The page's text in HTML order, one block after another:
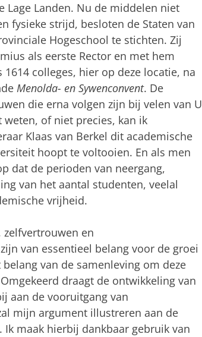
Lage Landen. Nu de middelen niet
fysieke strijd, besloten de Staten van
Hogeschool te stichten. Zij
als eerste Rector en met hem
colleges, hier op deze locatie, na
Menolda- en Sywenconvent. De
die erna volgen zijn bij velen van U
of niet precies, kan ik
Klaas van Berkel dit academische
hoopt te voltooien. En als men
dat de perioden van neergang,
van het aantal studenten, veelal
vrijheid.
en
van essentieel belang voor de groei
van de samenleving om deze
draagt de ontwikkeling van
aan de vooruitgang van
mijn argument illustreren aan de
maak hierbij dankbaar gebruik van